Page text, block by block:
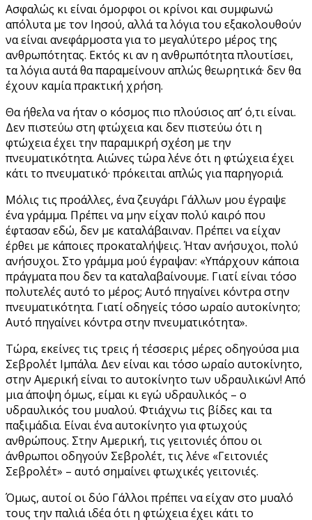
Ασφαλώς κι είναι όμορφοι οι κρίνοι και συμφωνώ
απόλυτα με τον Ιησού, αλλά τα λόγια του εξακολουθούν
να είναι ανεφάρμοστα για το μεγαλύτερο μέρος της
ανθρωπότητας. Εκτός κι αν η ανθρωπότητα πλουτίσει,
τα λόγια αυτά θα παραμείνουν απλώς θεωρητικά· δεν θα
έχουν καμία πρακτική χρήση.
Θα ήθελα να ήταν ο κόσμος πιο πλούσιος απ’ ό,τι είναι.
Δεν πιστεύω στη φτώχεια και δεν πιστεύω ότι η
φτώχεια έχει την παραμικρή σχέση με την
πνευματικότητα. Αιώνες τώρα λένε ότι η φτώχεια έχει
κάτι το πνευματικό· πρόκειται απλώς για παρηγοριά.
Μόλις τις προάλλες, ένα ζευγάρι Γάλλων μου έγραψε
ένα γράμμα. Πρέπει να μην είχαν πολύ καιρό που
έφτασαν εδώ, δεν με καταλάβαιναν. Πρέπει να είχαν
έρθει με κάποιες προκαταλήψεις. Ήταν ανήσυχοι, πολύ
ανήσυχοι. Στο γράμμα μού έγραψαν: «Υπάρχουν κάποια
πράγματα που δεν τα καταλαβαίνουμε. Γιατί είναι τόσο
πολυτελές αυτό το μέρος; Αυτό πηγαίνει κόντρα στην
πνευματικότητα. Γιατί οδηγείς τόσο ωραίο αυτοκίνητο;
Αυτό πηγαίνει κόντρα στην πνευματικότητα».
Τώρα, εκείνες τις τρεις ή τέσσερις μέρες οδηγούσα μια
Σεβρολέτ Ιμπάλα. Δεν είναι και τόσο ωραίο αυτοκίνητο,
στην Αμερική είναι το αυτοκίνητο των υδραυλικών! Από
μια άποψη όμως, είμαι κι εγώ υδραυλικός – ο
υδραυλικός του μυαλού. Φτιάχνω τις βίδες και τα
παξιμάδια. Είναι ένα αυτοκίνητο για φτωχούς
ανθρώπους. Στην Αμερική, τις γειτονιές όπου οι
άνθρωποι οδηγούν Σεβρολέτ, τις λένε «Γειτονιές
Σεβρολέτ» – αυτό σημαίνει φτωχικές γειτονιές.
Όμως, αυτοί οι δύο Γάλλοι πρέπει να είχαν στο μυαλό
τους την παλιά ιδέα ότι η φτώχεια έχει κάτι το